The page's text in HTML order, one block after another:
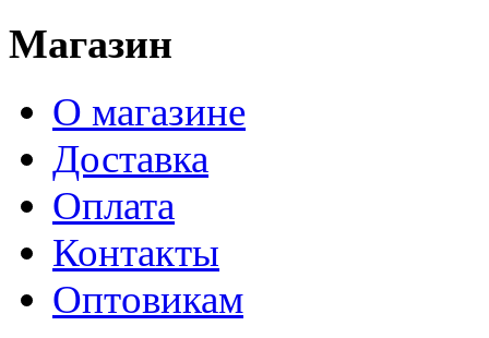
Магазин
О магазине
Доставка
Оплата
Контакты
Оптовикам